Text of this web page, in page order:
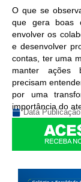
O que se
que gera boas
envolver os
e desenvolver
contas, ter uma
manter ações
precisam
por uma
importância do
Data